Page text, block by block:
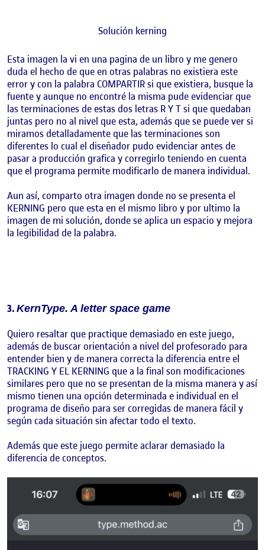
Solución kerning
Esta imagen la vi en una pagina de un libro y me genero
duda el hecho de que en otras palabras no existiera este
error y con la palabra COMPARTIR si que existiera, busque la
fuente y aunque no encontré la misma pude evidenciar que
las terminaciones de estas dos letras R Y T si que quedaban
juntas pero no al nivel que esta, además que se puede ver si
miramos detalladamente que las terminaciones son
diferentes lo cual el diseñador pudo evidenciar antes de
pasar a producción grafica y corregirlo teniendo en cuenta
que el programa permite modificarlo de manera individual.
Aun así, comparto otra imagen donde no se presenta el
KERNING pero que esta en el mismo libro y por ultimo la
imagen de mi solución, donde se aplica un espacio y mejora
la legibilidad de la palabra.
3. KernType. A letter space game
Quiero resaltar que practique demasiado en este juego,
además de buscar orientación a nivel del profesorado para
entender bien y de manera correcta la diferencia entre el
TRACKING Y EL KERNING que a la final son modificaciones
similares pero que no se presentan de la misma manera y así
mismo tienen una opción determinada e individual en el
programa de diseño para ser corregidas de manera fácil y
según cada situación sin afectar todo el texto.
Además que este juego permite aclarar demasiado la
diferencia de conceptos.